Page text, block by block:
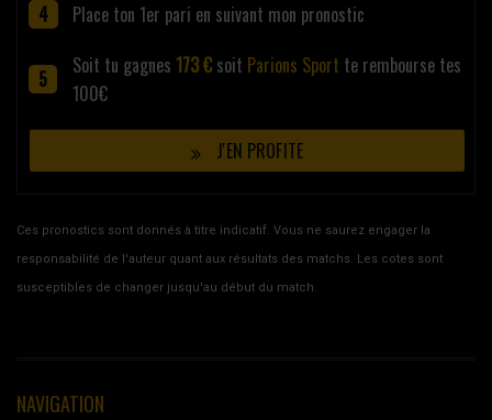
Place ton 1er pari en suivant mon pronostic
Soit tu gagnes 173 € soit Parions Sport te rembourse tes
100€
J'EN PROFITE
Ces pronostics sont donnés à titre indicatif. Vous ne saurez engager la
responsabilité de l'auteur quant aux résultats des matchs. Les cotes sont
susceptibles de changer jusqu'au début du match.
NAVIGATION